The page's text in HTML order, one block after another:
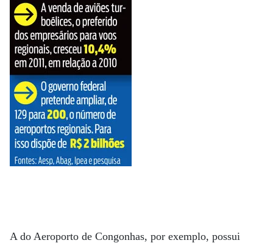
A do Aeroporto de Congonhas, por exemplo, possui